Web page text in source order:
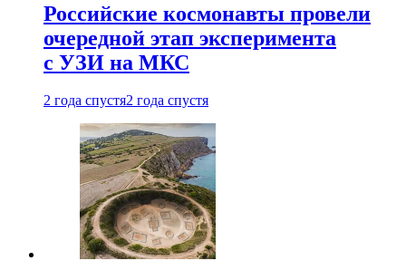
Российские космонавты провели
очередной этап эксперимента
с УЗИ на МКС
2 года спустя2 года спустя